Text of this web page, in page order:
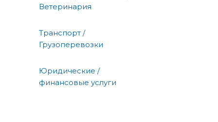
Ветеринария
Транспорт /
Грузоперевозки
Юридические /
финансовые услуги